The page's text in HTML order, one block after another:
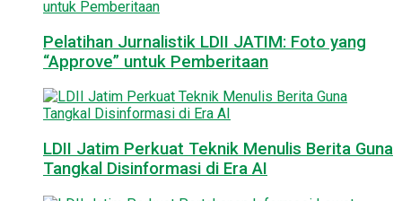
Pelatihan Jurnalistik LDII JATIM: Foto yang
“Approve” untuk Pemberitaan
LDII Jatim Perkuat Teknik Menulis Berita Guna
Tangkal Disinformasi di Era AI